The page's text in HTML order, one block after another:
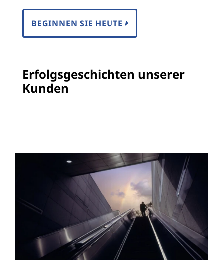
BEGINNEN SIE HEUTE
Erfolgsgeschichten unserer
Kunden